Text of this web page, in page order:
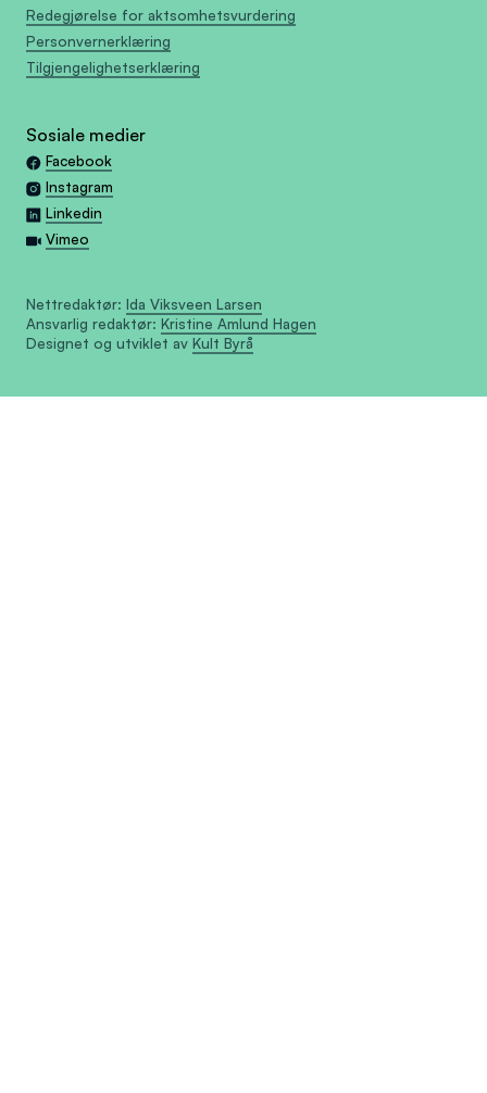
Redegjørelse for aktsomhetsvurdering
Personvernerklæring
Tilgjengelighetserklæring
Sosiale medier
Facebook
Instagram
Linkedin
Vimeo
Nettredaktør: Ida Viksveen Larsen
Ansvarlig redaktør: Kristine Amlund Hagen
Designet og utviklet av Kult Byrå